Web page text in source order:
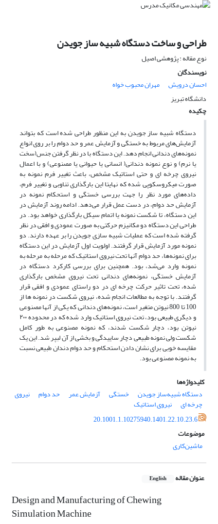
طراحی و ساخت دستگاه شبیه ساز جویدن
نوع مقاله : پژوهشی اصیل
نویسندگان
احسان درویش
مهران محبوب خواه
دانشگاه تبریز
چکیده
دستگاه شبیه ساز جویدن به این منظور طراحی شده است که بتواند
آزمایش‌های مربوط به خستگی و آزمایش عمر و حد دوام را بر روی انواع
نمونه‌های دندانی انجام دهد. این دستگاه با در نظر گرفتن جنس(سخت
یا نرم) و نوع نمونه دندانی( انسانی یا حیوانی یا مصنوعی) و با اعمال
نیروی چرخه ای و حتی استاتیک مشخص، باعث تغییر فرم نمونه به
صورت میکروسکوپی شده که نهایتا این بارگذاری تناوبی و تغییر فرم،
داده‌های مورد نظر را جهت بررسی خستگی و استحکام نمونه در
آزمایش حد دوام، در دست عمل قرار می‌دهد. ادامه روند آزمایش در
این دستگاه، تا شکست نمونه یا اتمام سیکل بارگذاری خواهد بود. در
طراحی این دستگاه دو مکانیزم حرکتی به صورت عمودی و افقی در نظر
گرفته شده است که عملیات شبیه سازی جویدن را بر عهده دارند. دو
نمونه مورد آزمایش قرار گرفتند. اولویت اول آزمایش در این دستگاه
برای نمونه‌ها، حد دوام آنها تحت نیروی استاتیک که مرحله به مرحله به
نمونه وارد می‌شد، بود. همچنین برای بررسی کارکرد دستگاه در
آزمایش خستگی، نمونه‌های دندانی تحت نیروی مشخص بارگذاری
شده، تحت تاثیر حرکت چرخه ای در دو راستای عمودی و افقی قرار
گرفتند. با توجه به مطالعات انجام شده، نیروی شکست در نمونه ها از
100 تا 800 نیوتن متغیر است، نمونه‌های دندانی که یکی از آنها مصنوعی
و دیگری طبیعی بود، تحت نیروی استاتیک وارد شده که در محدوده ۲۰۰
نیوتن بود، دچار شکست شدند، که نمونه مصنوعی به طور کامل
شکست ولی نمونه طبیعی دچار ساییدگی و بخشی از آن لبپر شد. این یک
مقایسه خوبی برای نشان دادن استحکام و حد دوام دندان طبیعی نسبت
به نمونه مصنوعی بود.
کلیدواژه‌ها
دستگاه شبیه‌ساز جویدن
خستگی آزمایش عمر حد دوام نیروی
چرخه ای
نیروی استاتیک
20.1001.1.10275940.1401.22.10.23.6
موضوعات
ماشین‌کاری
عنوان مقاله English
Design and Manufacturing of Chewing
Simulation Machine